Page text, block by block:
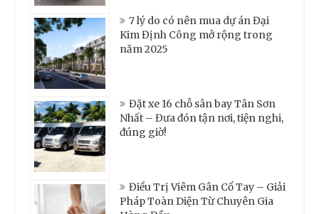
7 lý do có nên mua dự án Đại
Kim Định Công mở rộng trong
năm 2025
Đặt xe 16 chỗ sân bay Tân Sơn
Nhất – Đưa đón tận nơi, tiện nghi,
đúng giờ!
Điều Trị Viêm Gân Cổ Tay – Giải
Pháp Toàn Diện Từ Chuyên Gia